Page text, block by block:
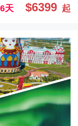
6天 $6399 起